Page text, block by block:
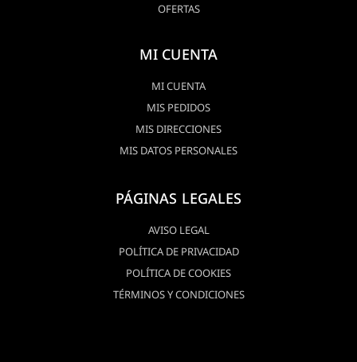
OFERTAS
MI CUENTA
MI CUENTA
MIS PEDIDOS
MIS DIRECCIONES
MIS DATOS PERSONALES
PÁGINAS LEGALES
AVISO LEGAL
POLÍTICA DE PRIVACIDAD
POLÍTICA DE COOKIES
TÉRMINOS Y CONDICIONES